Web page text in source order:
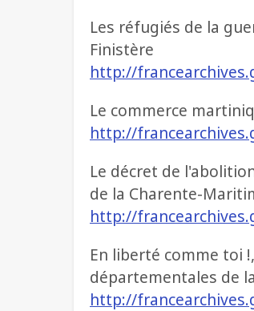
Les réfugiés de la
Finistère
http://
Le commerce
http://
Le décret de
de la Charente-
http://
En liberté comme toi
départementales de
http://